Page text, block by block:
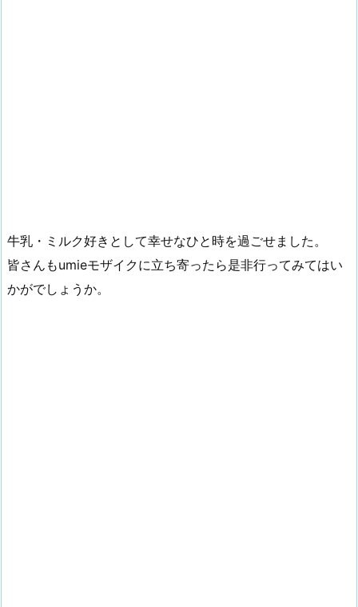
牛乳・ミルク好きとして幸せなひと時を過ごせました。
皆さんもumieモザイクに立ち寄ったら是非行ってみてはい
かがでしょうか。